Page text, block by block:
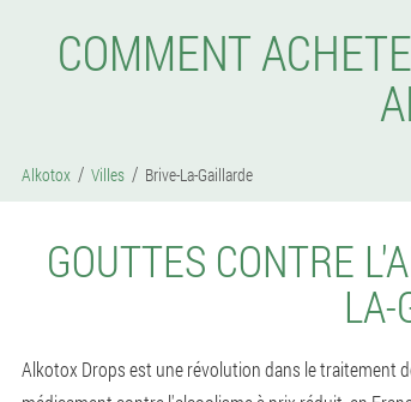
COMMENT
Alkotox Villes Brive-La-Gaillarde
GOUTTES CONTRE
LA-
Alkotox Drops est une révolution dans le traitement